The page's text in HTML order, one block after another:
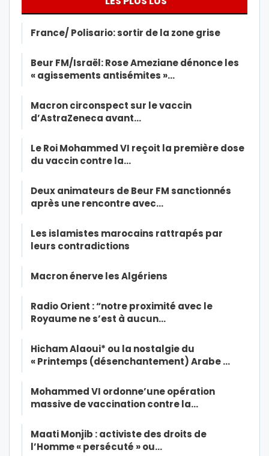
France/ Polisario: sortir de la zone grise
Beur FM/Israël: Rose Ameziane dénonce les
« agissements antisémites »…
Macron circonspect sur le vaccin
d’AstraZeneca avant…
Le Roi Mohammed VI reçoit la première dose
du vaccin contre la…
Deux animateurs de Beur FM sanctionnés
après une rencontre avec…
Les islamistes marocains rattrapés par
leurs contradictions
Macron énerve les Algériens
Radio Orient : “notre proximité avec le
Royaume ne s’est à aucun…
Hicham Alaoui* ou la nostalgie du
« Printemps (désenchantement) Arabe …
Mohammed VI ordonne’une opération
massive de vaccination contre la…
Maati Monjib : activiste des droits de
l’Homme « persécuté » ou…